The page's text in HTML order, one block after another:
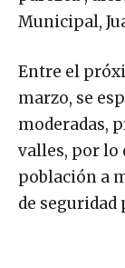
Municipal,
Entre el
marzo, se
moderadas,
valles, por lo
población a
de seguridad